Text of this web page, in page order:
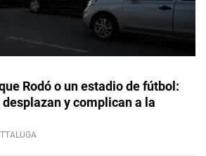
Rodó o un estadio de fútbol:
y complican a la